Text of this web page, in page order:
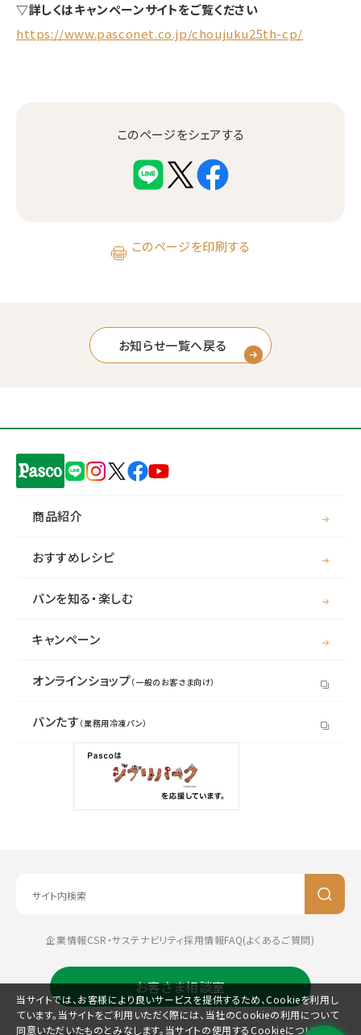
▽詳しくはキャンペーンサイトをご覧ください
https://www.pasconet.co.jp/choujuku25th-cp/
このページをシェアする
このページを印刷する
お知らせ一覧へ戻る
商品紹介
おすすめレシピ
パンを知る・楽しむ
キャンペーン
オンラインショップ（一般のお客さま向け）
パンたす （業務用冷凍パン）
企業情報CSR・サステナビリティ採用情報FAQ(よくあるご質問)
お客さま相談室
当サイトでは、お客様により良いサービスを提供するため、Cookieを利用し
ています。当サイトをご利用いただく際には、当社のCookieの利用について
同意いただいたものとみなします。当サイトの使用するCookieについては、